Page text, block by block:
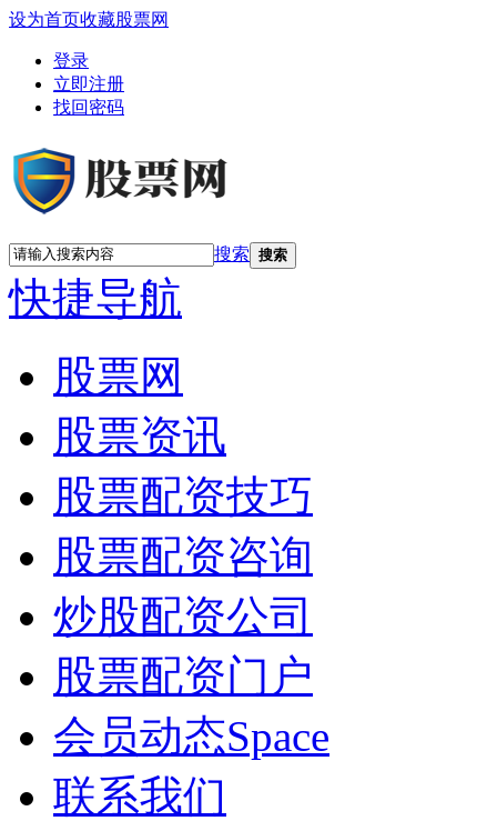
设为首页收藏股票网
登录
立即注册
找回密码
搜索 搜索
快捷导航
股票网
股票资讯
股票配资技巧
股票配资咨询
炒股配资公司
股票配资门户
会员动态Space
联系我们